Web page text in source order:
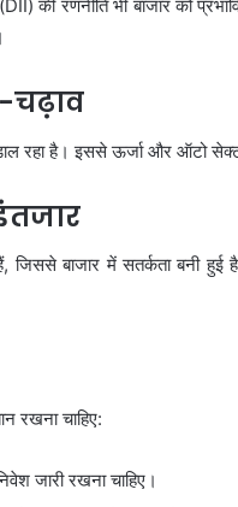
रणनीति भी बाजार को
चढ़ाव
रहा है। इससे ऊर्जा और ऑटो
जिससे बाजार में सतर्कता बनी हुई
रखना चाहिए:
जारी रखना चाहिए।